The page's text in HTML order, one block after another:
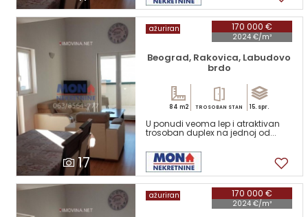
17
170 000 €
2024 €/m²
ažuriran
Beograd, Rakovica, Labudovo
brdo
84 m2 TROSOBAN STAN 15. spr.
U ponudi veoma lep i atraktivan
trosoban duplex na jednoj od...
170 000 €
2024 €/m²
ažuriran